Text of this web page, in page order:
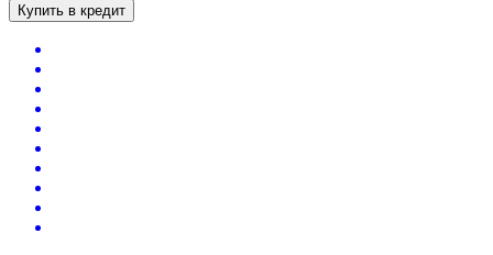
Купить в кредит